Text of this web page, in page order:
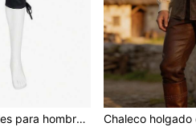
Pantalones informales para hombre de secado rápido con diseño de barco pirata medieval